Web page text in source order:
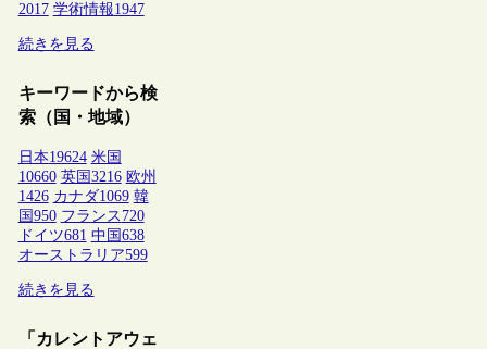
2017 学術情報1947
続きを見る
キーワードから検
索（国・地域）
日本19624 米国
10660 英国 3216 欧州
1426 カナダ1069 韓
国 950 フランス 720
ドイツ681 中国 638
オーストラリア599
続きを見る
「カレントアウェ